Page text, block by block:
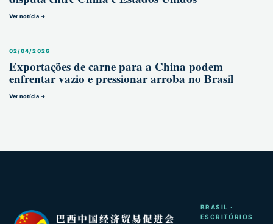
Ver notícia →
02/04/2026
Exportações de carne para a China podem
enfrentar vazio e pressionar arroba no Brasil
Ver notícia →
BRASIL ·
ESCRITÓRIOS